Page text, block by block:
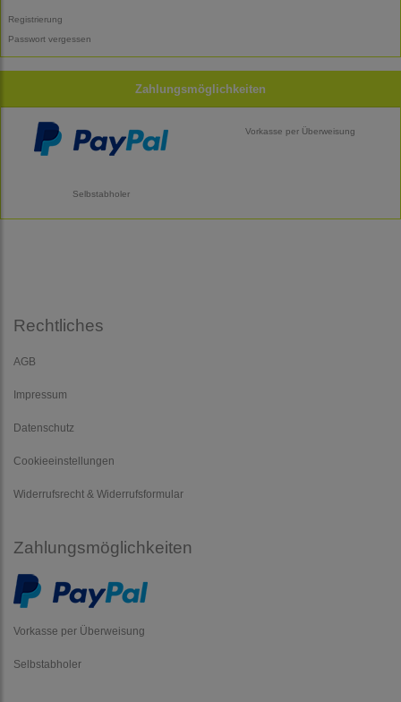
Registrierung
Passwort vergessen
Zahlungsmöglichkeiten
Vorkasse per Überweisung
Selbstabholer
Rechtliches
AGB
Impressum
Datenschutz
Cookieeinstellungen
Widerrufsrecht & Widerrufsformular
Zahlungsmöglichkeiten
Vorkasse per Überweisung
Selbstabholer